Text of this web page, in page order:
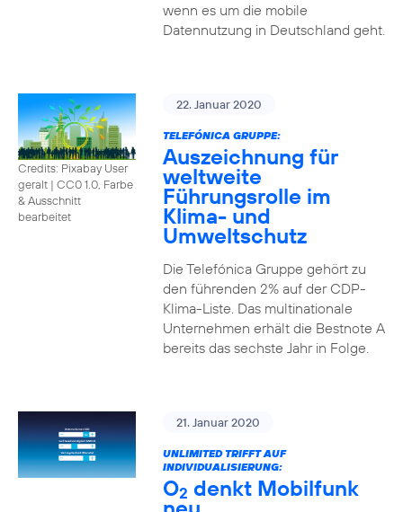
wenn es um die mobile
Datennutzung in Deutschland geht.
Credits: Pixabay User
geralt | CC0 1.0, Farbe
& Ausschnitt
bearbeitet
22. Januar 2020
TELEFÓNICA GRUPPE:
Auszeichnung für
weltweite
Führungsrolle im
Klima- und
Umweltschutz
Die Telefónica Gruppe gehört zu
den führenden 2% auf der CDP-
Klima-Liste. Das multinationale
Unternehmen erhält die Bestnote A
bereits das sechste Jahr in Folge.
21. Januar 2020
UNLIMITED TRIFFT AUF
INDIVIDUALISIERUNG:
O2 denkt Mobilfunk